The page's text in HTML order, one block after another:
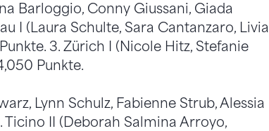
Barloggio, Conny Giussani, Giada
I (Laura Schulte, Sara Cantanzaro, Livia
3. Zürich I (Nicole Hitz, Stefanie
Punkte.
Lynn Schulz, Fabienne Strub, Alessia
Ticino II (Deborah Salmina Arroyo,